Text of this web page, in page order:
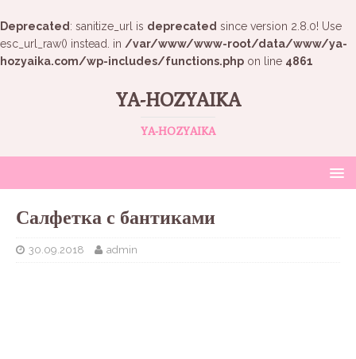
Deprecated : sanitize_url is deprecated since version 2.8.0! Use
esc_url_raw() instead. in /var/www/www-root/data/www/ya-
hozyaika.com/wp-includes/functions.php on line 4861
YA-HOZYAIKA
YA-HOZYAIKA
Салфетка с бантиками
30.09.2018 admin